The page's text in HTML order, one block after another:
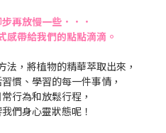
再放慢一些．．．
感帶給我們的點點滴滴。
，將植物的精華萃取出來，
慣、學習的每一件事情，
行為和放鬆行程，
們身心靈狀態呢！